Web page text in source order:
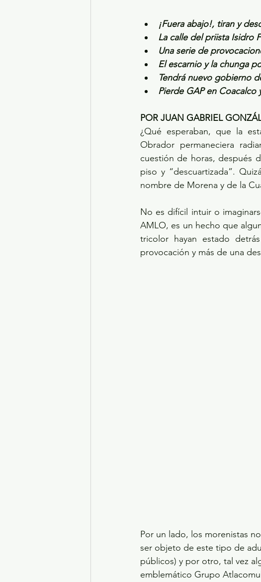
¡Fuera abajo!, tiran y
La calle del priista Isidro
Una serie de
El escarnio y la chunga
Tendrá nuevo gobierno
Pierde GAP en Coacalco
POR JUAN GABRIEL
¿Qué esperaban, que la
Obrador permaneciera
cuestión de horas, después
piso y “descuartizada”.
nombre de Morena y de la
No es difícil intuir o
AMLO, es un hecho que
tricolor hayan estado
provocación y más de una
Por un lado, los morenistas
ser objeto de este tipo de
públicos) y por otro, tal vez
emblemático Grupo